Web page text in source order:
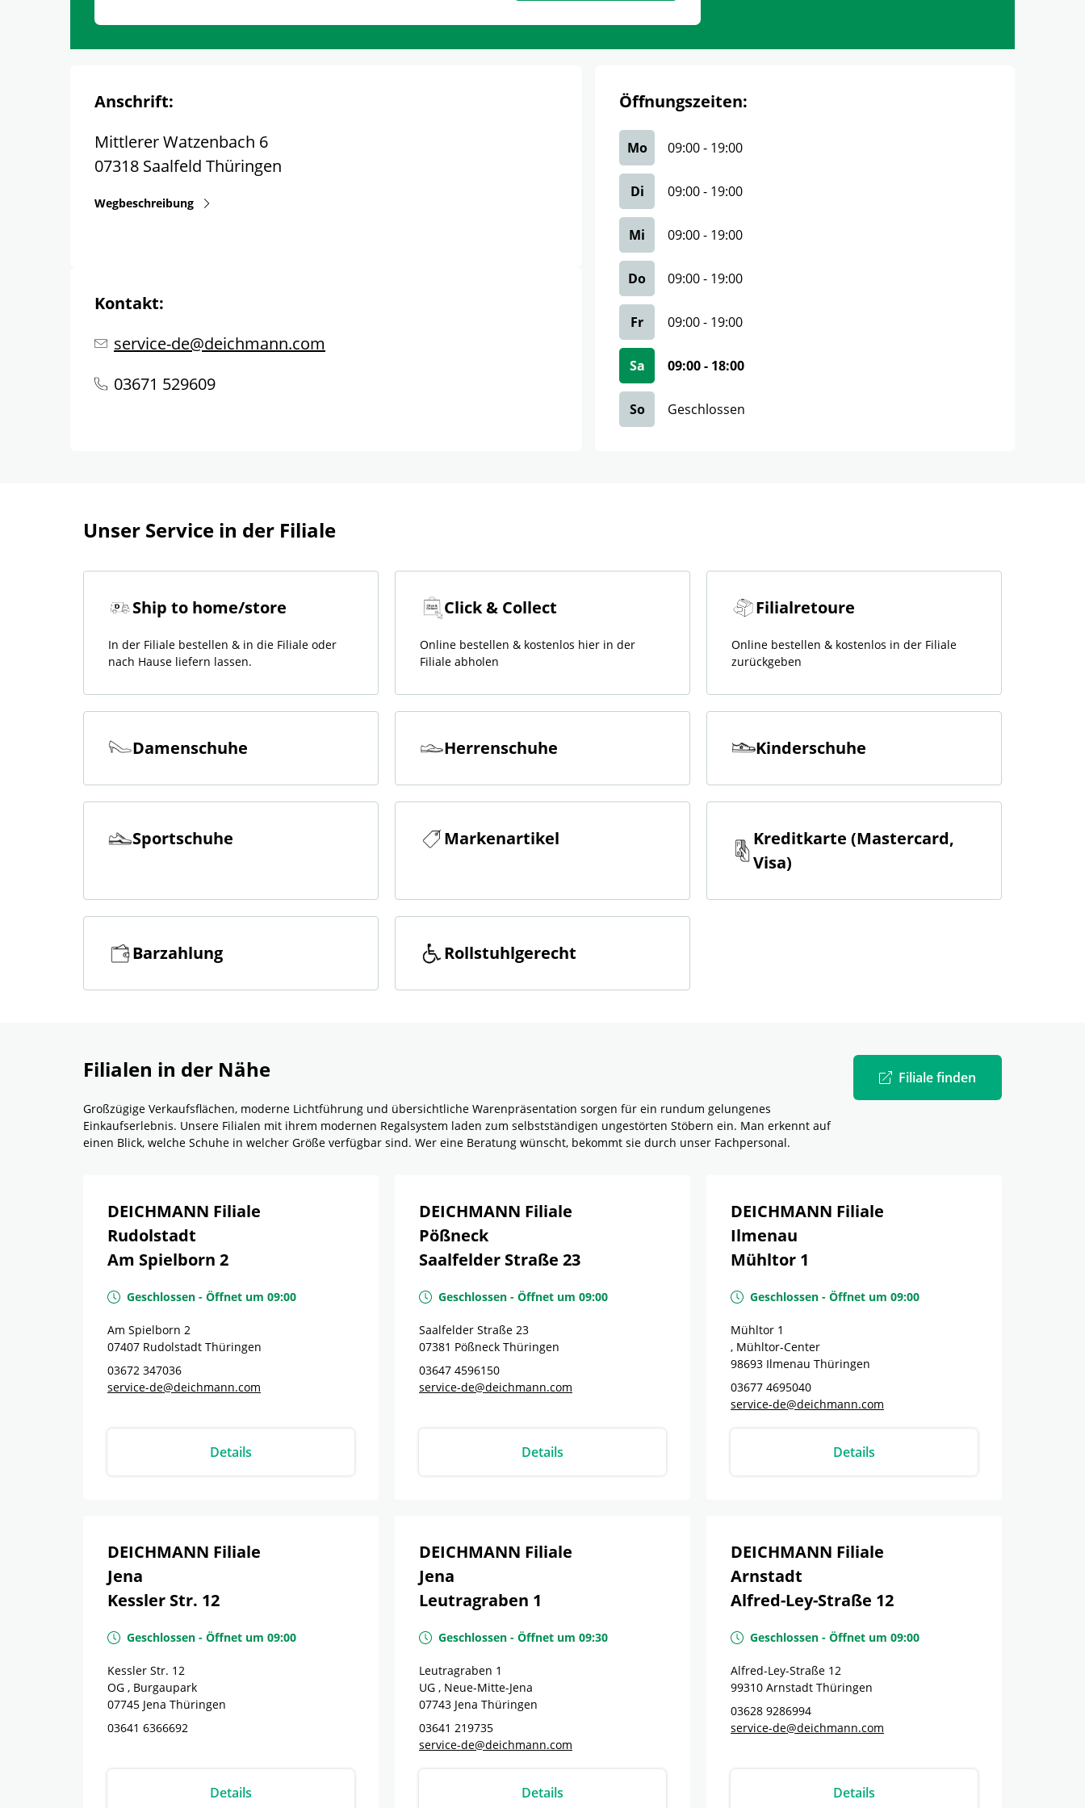
Anschrift:
Mittlerer Watzenbach 6
07318 Saalfeld Thüringen
Wegbeschreibung
Kontakt:
service-de@deichmann.com
03671 529609
Öffnungszeiten:
Mo 09:00- 19:00
Di 09:00- 19:00
Mi 09:00- 19:00
Do 09:00- 19:00
Fr 09:00- 19:00
Sa 09:00- 18:00
So Geschlossen
Unser Service in der Filiale
Ship to home/store
In der Filiale bestellen & in die Filiale oder
nach Hause liefern lassen.
Click & Collect
Online bestellen & kostenlos hier in der
Filiale abholen
Filialretoure
Online bestellen & kostenlos in der Filiale
zurückgeben
Damenschuhe Herrenschuhe Kinderschuhe
Sportschuhe Markenartikel
Kreditkarte (Mastercard,
Visa)
Barzahlung Rollstuhlgerecht
Filialen in der Nähe
Großzügige Verkaufsflächen, moderne Lichtführung und übersichtliche Warenpräsentation sorgen für ein rundum gelungenes
Einkaufserlebnis. Unsere Filialen mit ihrem modernen Regalsystem laden zum selbstständigen ungestörten Stöbern ein. Man erkennt auf
einen Blick, welche Schuhe in welcher Größe verfügbar sind. Wer eine Beratung wünscht, bekommt sie durch unser Fachpersonal.
Filiale finden
DEICHMANN Filiale
Rudolstadt
Am Spielborn 2
Geschlossen - Öffnet um 09:00
Am Spielborn 2
07407 Rudolstadt Thüringen
03672 347036
service-de@deichmann.com
Details
DEICHMANN Filiale
Pößneck
Saalfelder Straße 23
Geschlossen - Öffnet um 09:00
Saalfelder Straße 23
07381 Pößneck Thüringen
03647 4596150
service-de@deichmann.com
Details
DEICHMANN Filiale
Ilmenau
Mühltor 1
Geschlossen - Öffnet um 09:00
Mühltor 1
, Mühltor-Center
98693 Ilmenau Thüringen
03677 4695040
service-de@deichmann.com
Details
DEICHMANN Filiale
Jena
Kessler Str. 12
Geschlossen - Öffnet um 09:00
Kessler Str. 12
OG , Burgaupark
07745 Jena Thüringen
03641 6366692
Details
DEICHMANN Filiale
Jena
Leutragraben 1
Geschlossen - Öffnet um 09:30
Leutragraben 1
UG , Neue-Mitte-Jena
07743 Jena Thüringen
03641 219735
service-de@deichmann.com
Details
DEICHMANN Filiale
Arnstadt
Alfred-Ley-Straße 12
Geschlossen - Öffnet um 09:00
Alfred-Ley-Straße 12
99310 Arnstadt Thüringen
03628 9286994
service-de@deichmann.com
Details